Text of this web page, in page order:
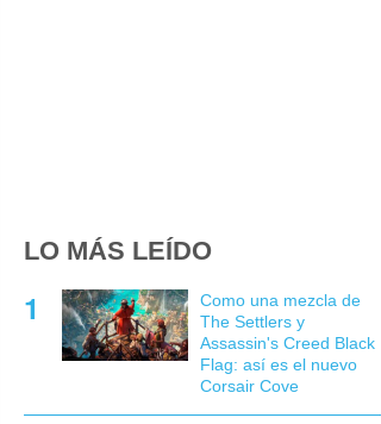
LO MÁS LEÍDO
Como una mezcla de
The Settlers y
Assassin's Creed Black
Flag: así es el nuevo
Corsair Cove